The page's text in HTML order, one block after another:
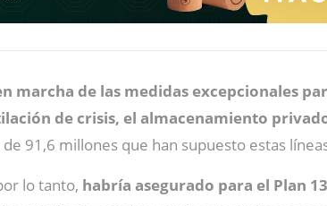
marcha de las medidas excepcionales
de crisis, el almacenamiento
91,6 millones que han supuesto estas
lo tanto, habría asegurado para el Plan